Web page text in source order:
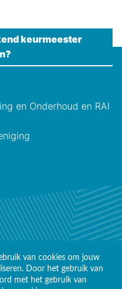
en Onderhoud en RAI
keurmeester
van cookies om jouw
Door het gebruik van
met het gebruik van